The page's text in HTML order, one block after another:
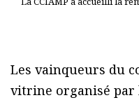
Les vainqueurs du
vitrine organisé par